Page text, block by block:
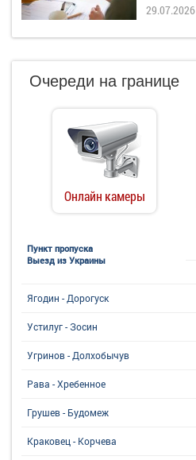
29.07.2026
Очереди на границе
Онлайн камеры
Пункт пропуска
Выезд из Украины
Ягодин - Дорогуск
Устилуг - Зосин
Угринов - Долхобычув
Рава - Хребенное
Грушев - Будомеж
Краковец - Корчева